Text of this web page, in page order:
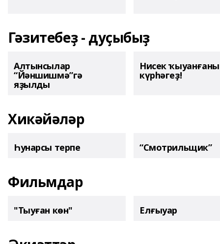
Гәзитебеҙ - дуҫыбыҙ
Алтынсылар
“Йәншишмә”гә
яҙылды
Нисек
күрһәгеҙ!
Хикәйәләр
Һунарсы терпе “Смотрильщик”
Фильмдар
"Тыуған көн" Елғыуар